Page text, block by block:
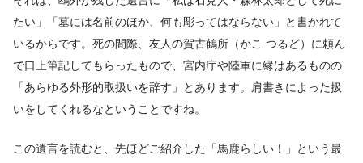
たい」「墓には名前のほか、何も彫ってはならない」と書かれて
いるからです。死の間際、友人の賀古鶴所（かこ つるど）に頼ん
で口上筆記してもらったもので、宮内庁や陸軍に縁はあるものの
「あらゆる外形的取扱いを辞す」とあります。肩書きによった扱
いをしてくれるなということですね。
この遺言を読むと、先ほどご紹介した「馬鹿らしい！」という最